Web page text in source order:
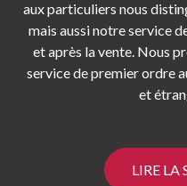
aux particuliers nous
mais aussi notre service
et après la vente. Nous
service de premier ordre
et
LIRE LA